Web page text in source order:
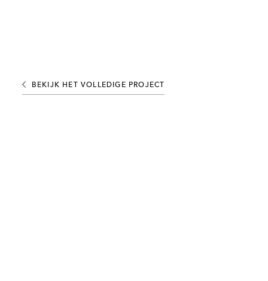
BEKIJK HET VOLLEDIGE PROJECT